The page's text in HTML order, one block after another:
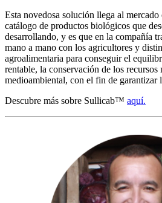
Esta novedosa solución llega al
catálogo de productos biológicos que
desarrollando, y es que en la compañía
mano a mano con los agricultores y
agroalimentaria para conseguir el
rentable, la conservación de los
medioambiental, con el fin de garantizar
Descubre más sobre Sullicab™ aquí.